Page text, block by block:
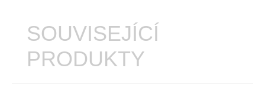
SOUVISEJÍCÍ
PRODUKTY